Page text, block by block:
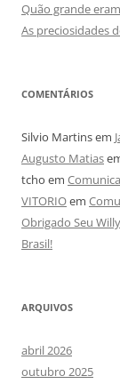
Quão grande
As preciosidades
COMENTÁRIOS
Silvio Martinsem
Augusto Matias
tcho em
VITORIOem
Obrigado Seu
Brasil!
ARQUIVOS
abril 2026
outubro 2025